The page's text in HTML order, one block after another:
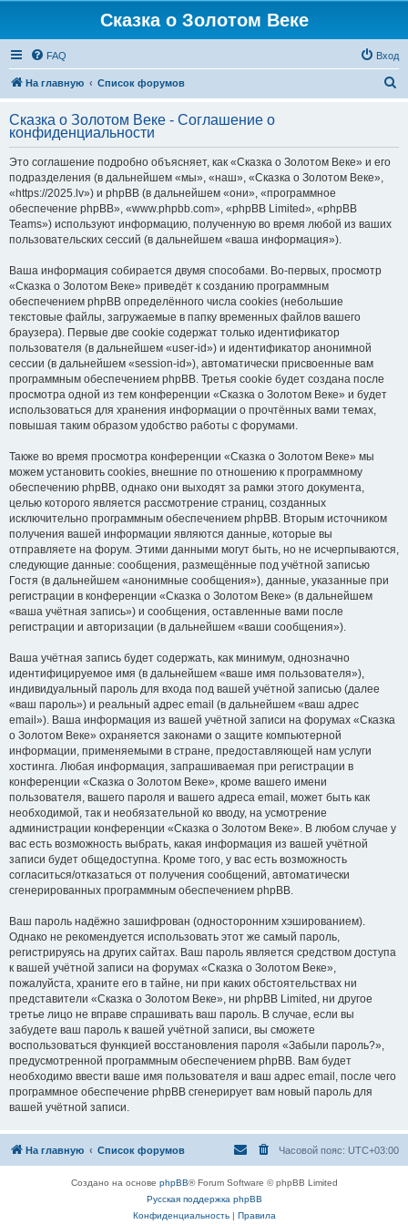
Сказка о Золотом Веке
FAQ Вход
На главную Список форумов
с
Сказка о Золотом Веке - Соглашение о
конфиденциальности
Это соглашение подробно объясняет, как «Сказка о Золотом Веке» и его
подразделения (в дальнейшем «мы», «наш», «Сказка о Золотом Веке»,
«https://2025.lv») и phpBB (в дальнейшем «они», «программное
обеспечение phpBB», «www.phpbb.com», «phpBB Limited», «phpBB
Teams») используют информацию, полученную во время любой из ваших
пользовательских сессий (в дальнейшем «ваша информация»).
Ваша информация собирается двумя способами. Во-первых, просмотр
«Сказка о Золотом Веке» приведёт к созданию программным
обеспечением phpBB определённого числа cookies (небольшие
текстовые файлы, загружаемые в папку временных файлов вашего
браузера). Первые две cookie содержат только идентификатор
пользователя (в дальнейшем «user-id») и идентификатор анонимной
сессии (в дальнейшем «session-id»), автоматически присвоенные вам
программным обеспечением phpBB. Третья cookie будет создана после
просмотра одной из тем конференции «Сказка о Золотом Веке» и будет
использоваться для хранения информации о прочтённых вами темах,
повышая таким образом удобство работы с форумами.
Также во время просмотра конференции «Сказка о Золотом Веке» мы
можем установить cookies, внешние по отношению к программному
обеспечению phpBB, однако они выходят за рамки этого документа,
целью которого является рассмотрение страниц, созданных
исключительно программным обеспечением phpBB. Вторым источником
получения вашей информации являются данные, которые вы
отправляете на форум. Этими данными могут быть, но не исчерпываются,
следующие данные: сообщения, размещённые под учётной записью
Гостя (в дальнейшем «анонимные сообщения»), данные, указанные при
регистрации в конференции «Сказка о Золотом Веке» (в дальнейшем
«ваша учётная запись») и сообщения, оставленные вами после
регистрации и авторизации (в дальнейшем «ваши сообщения»).
Ваша учётная запись будет содержать, как минимум, однозначно
идентифицируемое имя (в дальнейшем «ваше имя пользователя»),
индивидуальный пароль для входа под вашей учётной записью (далее
«ваш пароль») и реальный адрес email (в дальнейшем «ваш адрес
email»). Ваша информация из вашей учётной записи на форумах «Сказка
о Золотом Веке» охраняется законами о защите компьютерной
информации, применяемыми в стране, предоставляющей нам услуги
хостинга. Любая информация, запрашиваемая при регистрации в
конференции «Сказка о Золотом Веке», кроме вашего имени
пользователя, вашего пароля и вашего адреса email, может быть как
необходимой, так и необязательной ко вводу, на усмотрение
администрации конференции «Сказка о Золотом Веке». В любом случае у
вас есть возможность выбрать, какая информация из вашей учётной
записи будет общедоступна. Кроме того, у вас есть возможность
согласиться/отказаться от получения сообщений, автоматически
сгенерированных программным обеспечением phpBB.
Ваш пароль надёжно зашифрован (односторонним хэшированием).
Однако не рекомендуется использовать этот же самый пароль,
регистрируясь на других сайтах. Ваш пароль является средством доступа
к вашей учётной записи на форумах «Сказка о Золотом Веке»,
пожалуйста, храните его в тайне, ни при каких обстоятельствах ни
представители «Сказка о Золотом Веке», ни phpBB Limited, ни другое
третье лицо не вправе спрашивать ваш пароль. В случае, если вы
забудете ваш пароль к вашей учётной записи, вы сможете
воспользоваться функцией восстановления пароля «Забыли пароль?»,
предусмотренной программным обеспечением phpBB. Вам будет
необходимо ввести ваше имя пользователя и ваш адрес email, после чего
программное обеспечение phpBB сгенерирует вам новый пароль для
вашей учётной записи.
На главную Список форумов Часовой пояс: UTC+03:00
Создано на основе phpBB® Forum Software © phpBB Limited
Русская поддержка phpBB
Конфиденциальность| Правила